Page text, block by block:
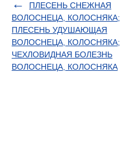
ПЛЕСЕНЬ СНЕЖНАЯ
ВОЛОСНЕЦА, КОЛОСНЯКА;
ПЛЕСЕНЬ УДУШАЮЩАЯ
ВОЛОСНЕЦА, КОЛОСНЯКА;
ЧЕХЛОВИДНАЯ БОЛЕЗНЬ
ВОЛОСНЕЦА, КОЛОСНЯКА